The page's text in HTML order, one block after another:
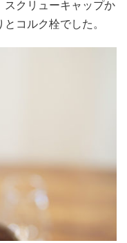
スクリューキャップか
コルク栓でした。